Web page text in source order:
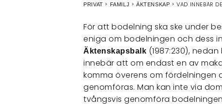
PRIVAT FAMILJ ÄKTENSKAP VAD INNEBÄR
För att bodelning ska ske under
eniga om bodelningen och dess
Äktenskapsbalk (1987:230),
innebär att om endast en av
komma överens om fördelningen
genomföras. Man kan inte via
tvångsvis genomföra